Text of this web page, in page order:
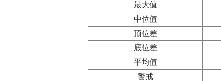
最大值
中位值
顶位差
底位差
平均值
警戒